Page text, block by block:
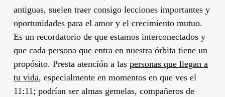
antiguas, suelen traer consigo lecciones importantes y
oportunidades para el amor y el crecimiento mutuo.
Es un recordatorio de que estamos interconectados y
que cada persona que entra en nuestra órbita tiene un
propósito. Presta atención a las personas que llegan a
tu vida, especialmente en momentos en que ves el
11:11; podrían ser almas gemelas, compañeros de